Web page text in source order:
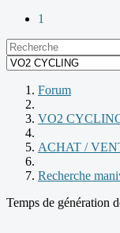
1
Forum
VO2
ACHAT /
Recherche
Temps de génération